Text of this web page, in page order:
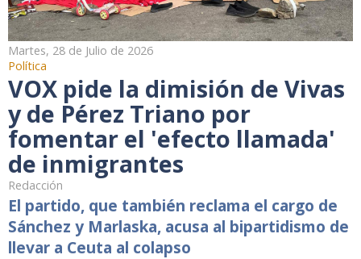
Martes, 28 de Julio de 2026
Política
VOX pide la dimisión de Vivas
y de Pérez Triano por
fomentar el 'efecto llamada'
de inmigrantes
Redacción
El partido, que también reclama el cargo de
Sánchez y Marlaska, acusa al bipartidismo de
llevar a Ceuta al colapso